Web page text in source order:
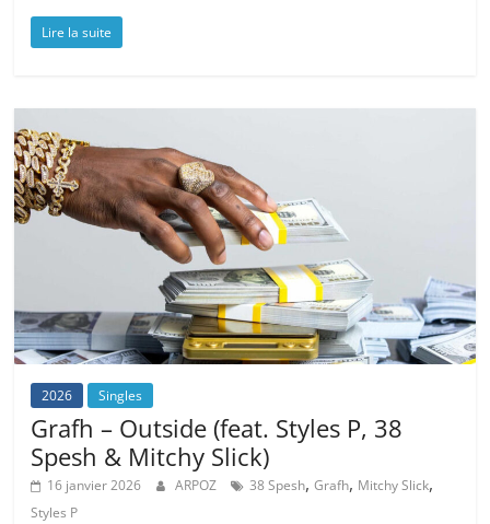
Lire la suite
2026 Singles
Grafh – Outside (feat. Styles P, 38
Spesh & Mitchy Slick)
16 janvier 2026 ARPOZ 38 Spesh,Grafh, Mitchy Slick,
Styles P